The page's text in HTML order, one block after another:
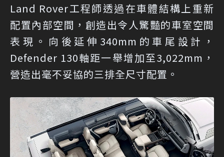
Land Rover工程師透過在車體結構上重新
配置內部空間，創造出令人驚豔的車室空間
表現。向後延伸340mm的車尾設計，
Defender 130軸距一舉增加至3,022mm，
營造出毫不妥協的三排全尺寸配置。